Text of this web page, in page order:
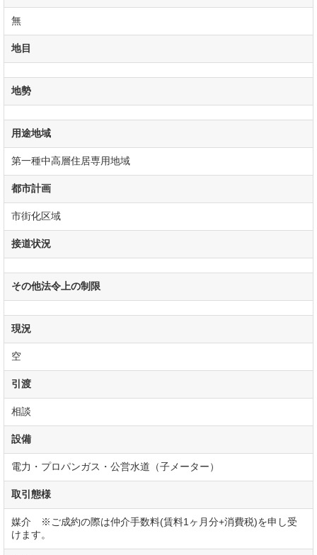
無
地目
地勢
用途地域
第一種中高層住居専用地域
都市計画
市街化区域
接道状況
その他法令上の制限
現況
空
引渡
相談
設備
電力・プロパンガス・公営水道（子メーター）
取引態様
媒介 ※ご成約の際は仲介手数料(賃料1ヶ月分+消費税)を申し受
けます。